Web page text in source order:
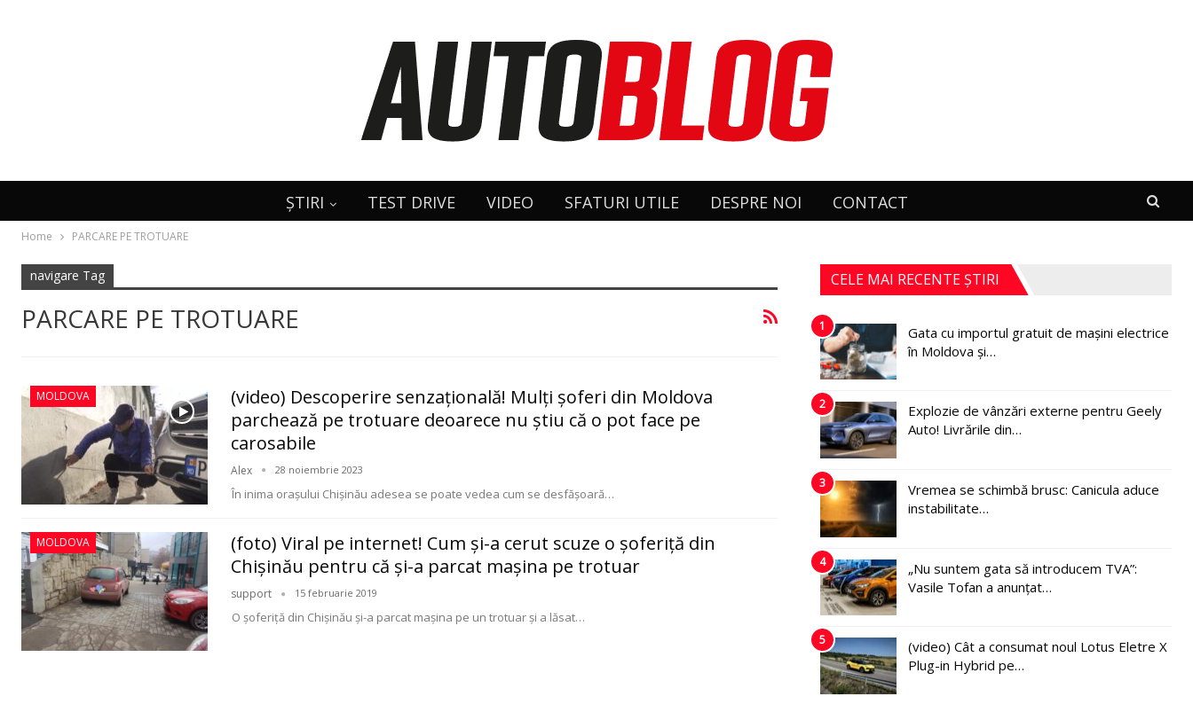
ȘTIRI TEST DRIVE VIDEO SFATURI UTILE DESPRE NOI CONTACT
Home PARCARE PE TROTUARE
navigare Tag
PARCARE PE TROTUARE
MOLDOVA
(video) Descoperire senzațională! Mulți șoferi din Moldova
parchează pe trotuare deoarece nu știu că o pot face pe
carosabile
Alex 28 noiembrie 2023
În inima orașului Chișinău adesea se poate vedea cum se desfășoară…
MOLDOVA
(foto) Viral pe internet! Cum şi-a cerut scuze o şoferiţă din
Chişinău pentru că şi-a parcat maşina pe trotuar
support 15 februarie 2019
O şoferiţă din Chişinău şi-a parcat maşina pe un trotuar şi a lăsat…
CELE MAI RECENTE ȘTIRI
1
Gata cu importul gratuit de mașini electrice
în Moldova și…
2
Explozie de vânzări externe pentru Geely
Auto! Livrările din…
3
Vremea se schimbă brusc: Canicula aduce
instabilitate…
4
„Nu suntem gata să introducem TVA”:
Vasile Tofan a anunțat…
5
(video) Cât a consumat noul Lotus Eletre X
Plug-in Hybrid pe…